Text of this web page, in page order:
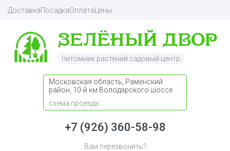
ДоставкаПосадкаОплата Цены
питомник растений садовый центр
Московская область, Раменский
район, 10-й км Володарского шоссе
схема проезда
+7 (926) 360-58-98
Вам перезвонить?